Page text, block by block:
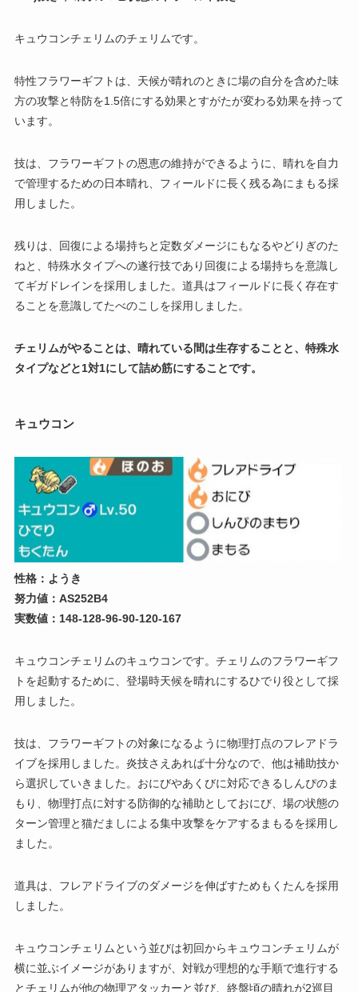
キュウコンチェリムのチェリムです。
特性フラワーギフトは、天候が晴れのときに場の自分を含めた味
方の攻撃と特防を1.5倍にする効果とすがたが変わる効果を持って
います。
技は、フラワーギフトの恩恵の維持ができるように、晴れを自力
で管理するための日本晴れ、フィールドに長く残る為にまもる採
用しました。
残りは、回復による場持ちと定数ダメージにもなるやどりぎのた
ねと、特殊水タイプへの遂行技であり回復による場持ちを意識し
てギガドレインを採用しました。道具はフィールドに長く存在す
ることを意識してたべのこしを採用しました。
チェリムがやることは、晴れている間は生存することと、特殊水
タイプなどと1対1にして詰め筋にすることです。
キュウコン
性格：ようき
努力値：AS252B4
実数値：148-128-96-90-120-167
キュウコンチェリムのキュウコンです。チェリムのフラワーギフ
トを起動するために、登場時天候を晴れにするひでり役として採
用しました。
技は、フラワーギフトの対象になるように物理打点のフレアドラ
イブを採用しました。炎技さえあれば十分なので、他は補助技か
ら選択していきました。おにびやあくびに対応できるしんぴのま
もり、物理打点に対する防御的な補助としておにび、場の状態の
ターン管理と猫だましによる集中攻撃をケアするまもるを採用し
ました。
道具は、フレアドライブのダメージを伸ばすためもくたんを採用
しました。
キュウコンチェリムという並びは初回からキュウコンチェリムが
横に並ぶイメージがありますが、対戦が理想的な手順で進行する
とチェリムが他の物理アタッカーと並び、終盤頃の晴れが2巡目